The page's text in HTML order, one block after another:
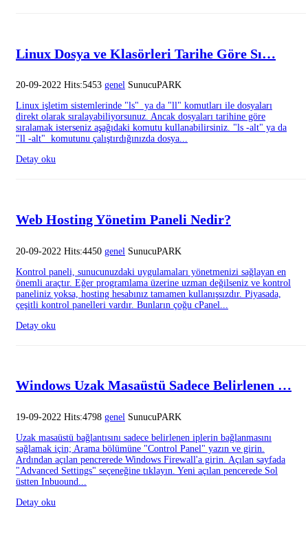
Linux Dosya ve Klasörleri Tarihe Göre Sı…
20-09-2022 Hits:5453 genel SunucuPARK
Linux işletim sistemlerinde "ls" ya da "ll" komutları ile dosyaları
direkt olarak sıralayabiliyorsunuz. Ancak dosyaları tarihine göre
sıralamak isterseniz aşağıdaki komutu kullanabilirsiniz. "ls -alt" ya da
"ll -alt" komutunu çalıştırdığınızda dosya...
Detay oku
Web Hosting Yönetim Paneli Nedir?
20-09-2022 Hits:4450 genel SunucuPARK
Kontrol paneli, sunucunuzdaki uygulamaları yönetmenizi sağlayan en
önemli araçtır. Eğer programlama üzerine uzman değilseniz ve kontrol
paneliniz yoksa, hosting hesabınız tamamen kullanışsızdır. Piyasada,
çeşitli kontrol panelleri vardır. Bunların çoğu cPanel...
Detay oku
Windows Uzak Masaüstü Sadece Belirlenen …
19-09-2022 Hits:4798 genel SunucuPARK
Uzak masaüstü bağlantısını sadece belirlenen iplerin bağlanmasını
sağlamak için; Arama bölümüne "Control Panel" yazın ve girin.
Ardından açılan pencrerede Windows Firewall'a girin. Açılan sayfada
"Advanced Settings" seçeneğine tıklayın. Yeni açılan pencerede Sol
üstten Inbuound...
Detay oku